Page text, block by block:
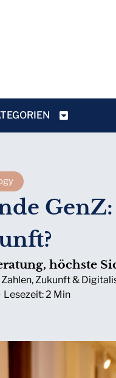
höchste
Zahlen,Zukunft &
Lesezeit: 2 Min